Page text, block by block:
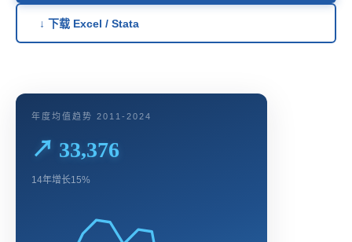
↓ 下载 Excel / Stata
年度均值趋势 2011-2024
↗ 33,376
14年增长15%